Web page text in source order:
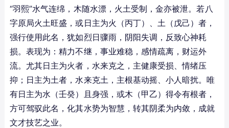
“羽熙”水气连绵，木随水漂，火土受制，金亦被泄。若八
字原局火土旺盛，或日主为火（丙丁）、土（戊己）者，
强行使用此名，犹如烈日骤雨，阴阳失调，反致心神耗
损。表现为：精力不继，事业难稳，感情疏离，财运外
流。尤其日主为火者，水来克之，主健康受损、情绪压
抑；日主为土者，水来克土，主根基动摇、小人暗扰。唯
有日主为水（壬癸）且身强，或木（甲乙）得令有根者，
方可驾驭此名，化其水势为智慧，转其阴柔为内敛，成就
文才技艺之业。